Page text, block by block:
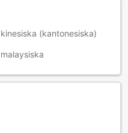
kinesiska (kantonesiska)
malaysiska